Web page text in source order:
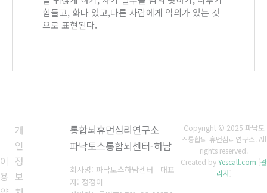
힘들고, 화나 있고,다른 사람에게 악의가 있는 것
으로 표현된다.
이
용
개
인
정
보
통합뇌휴먼심리연구소
파낙토스통합뇌센터-하남
회사명: 파낙토스하남센터 대표
자: 정정이
Copyright © 2025 파낙토
스통합뇌 휴먼심리연구소. All
rights reserved.
Created byYescall.com [관
리자]